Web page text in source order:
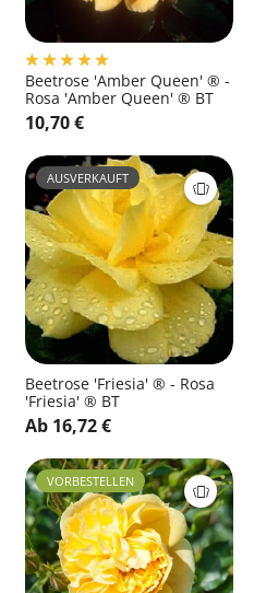
Beetrose 'Amber Queen' ® -
Rosa 'Amber Queen' ® BT
10,70 €
AUSVERKAUFT
Beetrose 'Friesia' ® - Rosa
'Friesia' ® BT
Ab 16,72 €
VORBESTELLEN